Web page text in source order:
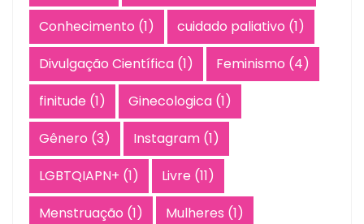
Conhecimento (1) cuidado paliativo (1)
Divulgação Científica (1) Feminismo (4)
finitude (1) Ginecologica (1)
Gênero (3) Instagram (1)
LGBTQIAPN+ (1) Livre (11)
Menstruação (1) Mulheres (1)